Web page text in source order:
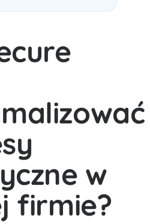
w
firmie?